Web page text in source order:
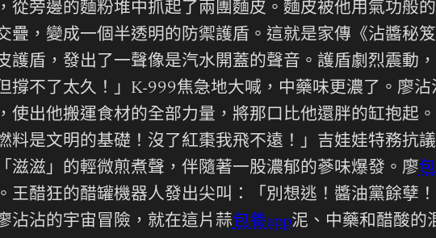
從旁邊的麵粉堆中抓起了兩團麵皮。麵皮被他用氣功般
疊，變成一個半透明的防禦護盾。這就是家傳《沾醬秘
護盾，發出了一聲像是汽水開蓋的聲音。護盾劇烈震動
撐不了太久！」K-999焦急地大喊，中藥味更濃了。廖
使出他搬運食材的全部力量，將那口比他還胖的缸抱起
料是文明的基礎！沒了紅棗我飛不遠！」吉娃娃特務抗
滋滋」的輕微煎煮聲，伴隨著一股濃郁的蔘味爆發。廖
王醋狂的醋罐機器人發出尖叫：「別想逃！醬油黨餘孽
沾沾的宇宙冒險，就在這片蒜包養app泥、中藥和醋酸的